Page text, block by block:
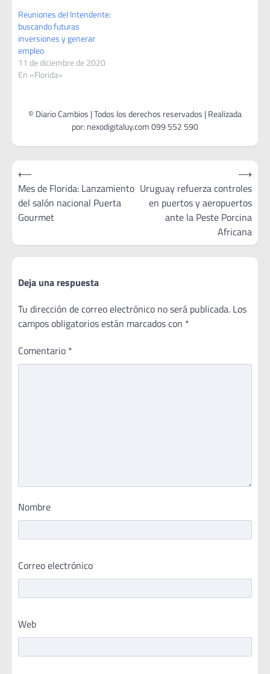
gobierno, estuvo en
Turismo donde acordaron
líneas de acción conjunta.
En Arquitectura lo recibió su
Directora, la Arquitecta Ana
Pastorini donde…
Reuniones del Intendente:
buscando futuras
inversiones y generar
empleo
11 de diciembre de 2020
En «Florida»
Navegación
de
entradas
⟵
Mes de Florida: Lanzamiento
del salón nacional Puerta
Gourmet
Uruguay refuerza controles
en puertos y aeropuertos
ante la Peste Porcina
Africana
⟶
Deja una respuesta
Tu dirección de correo electrónico no será publicada. Los
campos obligatorios están marcados con *
Comentario *
Nombre
Correo electrónico
Web